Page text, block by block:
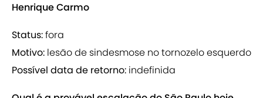
Henrique Carmo
Status:fora
Motivo: lesão de sindesmose no tornozelo esquerdo
Possível data de retorno: indefinida